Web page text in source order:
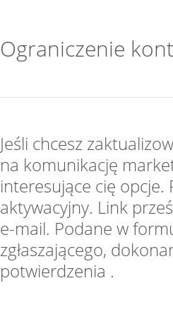
Ograniczenie
Jeśli chcesz
na komunikację
interesujące cię opcje.
aktywacyjny. Link
e-mail. Podane w
zgłaszającego,
potwierdzenia .